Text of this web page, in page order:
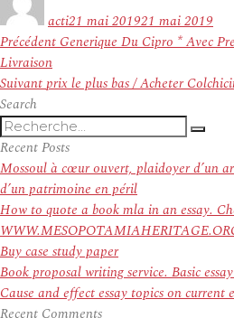
actile
21 mai 201921 mai 2019
Navigation
de
l’article
Précédent Article
Generique Du Cipro * Avec
Livraison
SuivantArticle
prix le plus bas / Acheter
Search
Recherche
pour
:
Recent Posts
Mossoul à cœur ouvert, plaidoyer d’un
d’un patrimoine en péril
How to quote a book mla in an essay.
Buy case study paper
Book proposal writing service. Basic
Cause and effect essay topics on current
Recent Comments